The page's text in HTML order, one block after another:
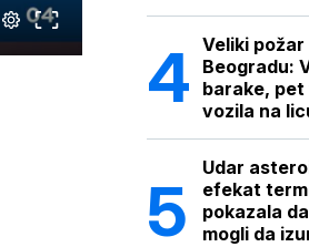
Veliki požar
Beogradu:
barake,
vozila na
Udar
efekat
pokazala
mogli da